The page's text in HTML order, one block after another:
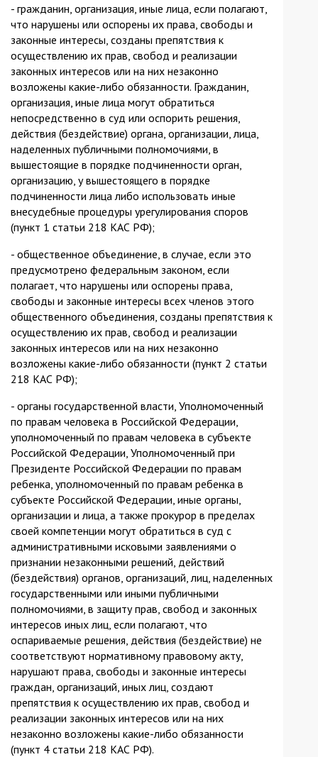
- гражданин, организация, иные лица, если полагают,
что нарушены или оспорены их права, свободы и
законные интересы, созданы препятствия к
осуществлению их прав, свобод и реализации
законных интересов или на них незаконно
возложены какие-либо обязанности. Гражданин,
организация, иные лица могут обратиться
непосредственно в суд или оспорить решения,
действия (бездействие) органа, организации, лица,
наделенных публичными полномочиями, в
вышестоящие в порядке подчиненности орган,
организацию, у вышестоящего в порядке
подчиненности лица либо использовать иные
внесудебные процедуры урегулирования споров
(пункт 1 статьи 218 КАС РФ);
- общественное объединение, в случае, если это
предусмотрено федеральным законом, если
полагает, что нарушены или оспорены права,
свободы и законные интересы всех членов этого
общественного объединения, созданы препятствия к
осуществлению их прав, свобод и реализации
законных интересов или на них незаконно
возложены какие-либо обязанности (пункт 2 статьи
218 КАС РФ);
- органы государственной власти, Уполномоченный
по правам человека в Российской Федерации,
уполномоченный по правам человека в субъекте
Российской Федерации, Уполномоченный при
Президенте Российской Федерации по правам
ребенка, уполномоченный по правам ребенка в
субъекте Российской Федерации, иные органы,
организации и лица, а также прокурор в пределах
своей компетенции могут обратиться в суд с
административными исковыми заявлениями о
признании незаконными решений, действий
(бездействия) органов, организаций, лиц, наделенных
государственными или иными публичными
полномочиями, в защиту прав, свобод и законных
интересов иных лиц, если полагают, что
оспариваемые решения, действия (бездействие) не
соответствуют нормативному правовому акту,
нарушают права, свободы и законные интересы
граждан, организаций, иных лиц, создают
препятствия к осуществлению их прав, свобод и
реализации законных интересов или на них
незаконно возложены какие-либо обязанности
(пункт 4 статьи 218 КАС РФ).